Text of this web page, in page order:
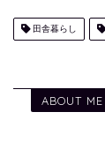
田舎暮らし
ABOUT ME